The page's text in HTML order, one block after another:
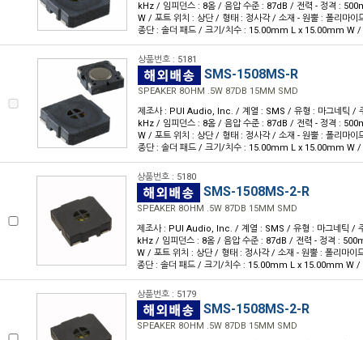
kHz / 임피던스 : 8옴 / 음압 수준 : 87dB / 전력 - 정격 :
W / 포트 위치 : 상단 / 형태 : 정사각 / 소재 - 원뿔 : 폴리마
종단 : 솔더 패드 / 크기/치수 : 15.00mm L x 15.00mm W
상품번호 : 5181
SMS-1508MS-R
SPEAKER 8OHM .5W 87DB 15MM SMD
제조사 : PUI Audio, Inc. / 계열 : SMS / 유형 : 마그네틱 /
kHz / 임피던스 : 8옴 / 음압 수준 : 87dB / 전력 - 정격 :
W / 포트 위치 : 상단 / 형태 : 정사각 / 소재 - 원뿔 : 폴리마
종단 : 솔더 패드 / 크기/치수 : 15.00mm L x 15.00mm W
상품번호 : 5180
SMS-1508MS-2-R
SPEAKER 8OHM .5W 87DB 15MM SMD
제조사 : PUI Audio, Inc. / 계열 : SMS / 유형 : 마그네틱 /
kHz / 임피던스 : 8옴 / 음압 수준 : 87dB / 전력 - 정격 :
W / 포트 위치 : 상단 / 형태 : 정사각 / 소재 - 원뿔 : 폴리마
종단 : 솔더 패드 / 크기/치수 : 15.00mm L x 15.00mm W
상품번호 : 5179
SMS-1508MS-2-R
SPEAKER 8OHM .5W 87DB 15MM SMD